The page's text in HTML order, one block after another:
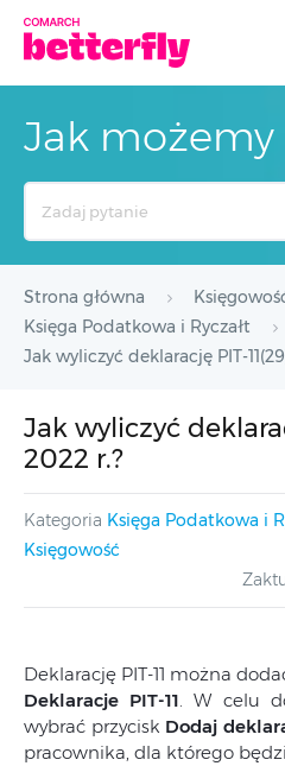
Jak możemy
Strona główna
Księga Podatkowa i Ryczałt
Jak wyliczyć deklarację PIT-
Jak wyliczyć
2022 r.?
Kategoria Księga Podatkowa i
Księgowość
Deklarację PIT-11 można
Deklaracje PIT-11. W celu
wybrać przycisk Dodaj
pracownika, dla którego